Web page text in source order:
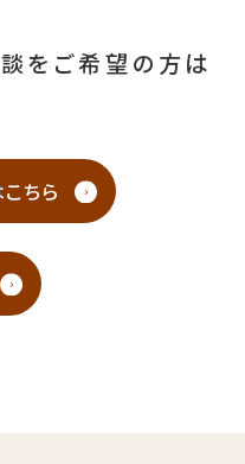
をご希望の方は
ちら